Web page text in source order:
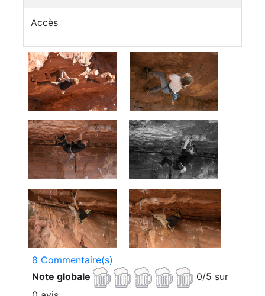
Accès
8 Commentaire(s)
Note globale
0/5 sur